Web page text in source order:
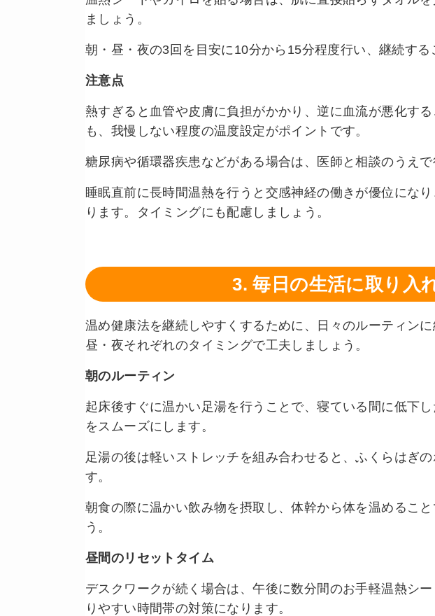
ましょう。
朝・昼・夜の3回を目安に10分から15分程度行い、継続する
注意点
熱すぎると血管や皮膚に負担がかかり、逆に血流が悪化す
も、我慢しない程度の温度設定がポイントです。
糖尿病や循環器疾患などがある場合は、医師と相談のうえで
睡眠直前に長時間温熱を行うと交感神経の働きが優位にな
ります。タイミングにも配慮しましょう。
3. 毎日の生活に取り入
温め健康法を継続しやすくするために、日々のルーティン
昼・夜それぞれのタイミングで工夫しましょう。
朝のルーティン
起床後すぐに温かい足湯を行うことで、寝ている間に低下
をスムーズにします。
足湯の後は軽いストレッチを組み合わせると、ふくらはぎ
す。
朝食の際に温かい飲み物を摂取し、体幹から体を温めるこ
う。
昼間のリセットタイム
デスクワークが続く場合は、午後に数分間のお手軽温熱シ
りやすい時間帯の対策になります。